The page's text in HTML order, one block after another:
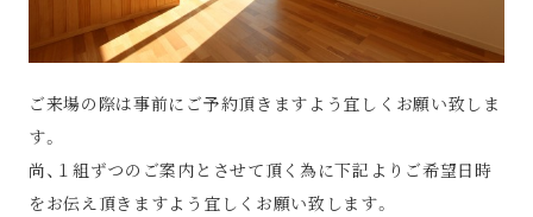
ご来場の際は事前にご予約頂きますよう宜しくお願い致しま
す。
尚、１組ずつのご案内とさせて頂く為に下記よりご希望日時
をお伝え頂きますよう宜しくお願い致します。